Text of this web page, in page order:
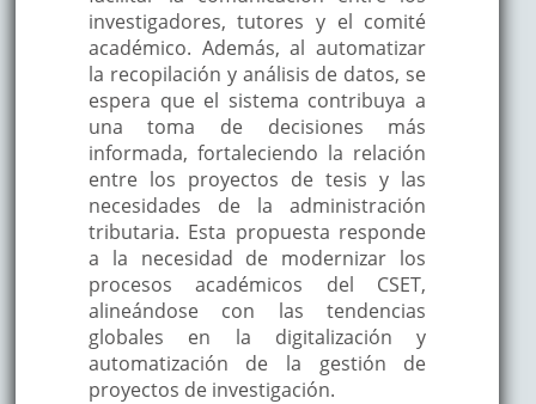
investigadores, tutores y el comité
académico. Además, al automatizar
la recopilación y análisis de datos, se
espera que el sistema contribuya a
una toma de decisiones más
informada, fortaleciendo la relación
entre los proyectos de tesis y las
necesidades de la administración
tributaria. Esta propuesta responde
a la necesidad de modernizar los
procesos académicos del CSET,
alineándose con las tendencias
globales en la digitalización y
automatización de la gestión de
proyectos de investigación.